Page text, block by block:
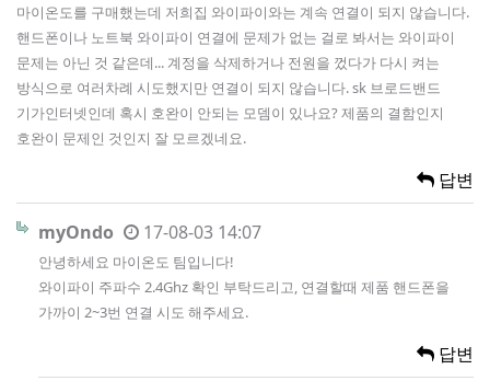
마이온도를 구매했는데 저희집 와이파이와는 계속 연결이 되지 않습니다.
핸드폰이나 노트북 와이파이 연결에 문제가 없는 걸로 봐서는 와이파이
문제는 아닌 것 같은데... 계정을 삭제하거나 전원을 껐다가 다시 켜는
방식으로 여러차례 시도했지만 연결이 되지 않습니다. sk 브로드밴드
기가인터넷인데 혹시 호완이 안되는 모뎀이 있나요? 제품의 결함인지
호완이 문제인 것인지 잘 모르겠네요.
답변
myOndo 17-08-03 14:07
안녕하세요 마이온도 팀입니다!
와이파이 주파수 2.4Ghz 확인 부탁드리고, 연결할때 제품 핸드폰을
가까이 2~3번 연결 시도 해주세요.
답변